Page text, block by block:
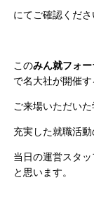
にてご確認くださ
このみん就フォ
で名大社が開催
ご来場いただい
充実した就職活動
当日の運営スタ
と思います。